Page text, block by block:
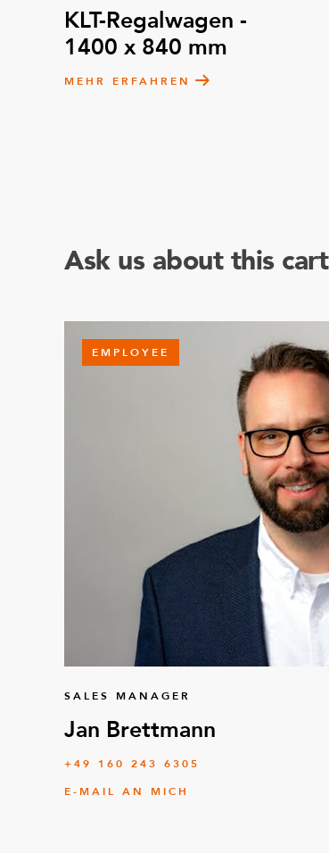
KLT-Regalwagen -
1400 x 840 mm
MEHR ERFAHREN
Ask us about this cart
EMPLOYEE
SALES MANAGER
Jan Brettmann
+49 160 243 6305
E-MAIL AN MICH